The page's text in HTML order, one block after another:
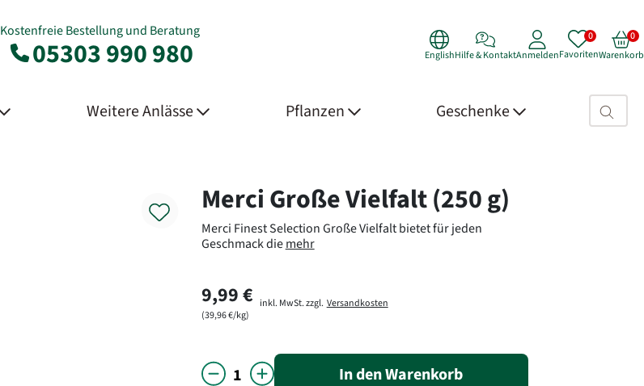
Kostenfreie Bestellung und Beratung
05303 990 980 EnglishHilfe & KontaktAnmeldenFavoritenWarenkorb
Weitere Anlässe Pflanzen Geschenke Suchfeld>
Product Details
Merci Große Vielfalt (250 g)
Merci Finest Selection Große Vielfalt bietet für jeden
Geschmack diemehr
9,99 €
(39,96 €/kg)
inkl. MwSt. zzgl. Versandkosten
In den Warenkorb